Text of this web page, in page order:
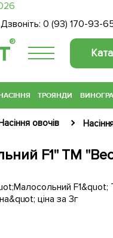
Дзвоніть: 0 (93) 170-93-
®
ТРОЯНДИ
овочів
F1" ТМ